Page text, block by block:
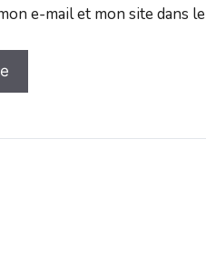
e-mail et mon site dans